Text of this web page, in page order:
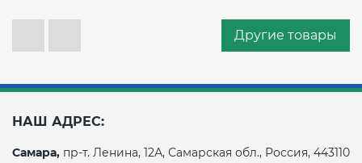
Другие товары
НАШ АДРЕС:
Самара, пр-т. Ленина, 12А, Самарская обл., Россия, 443110